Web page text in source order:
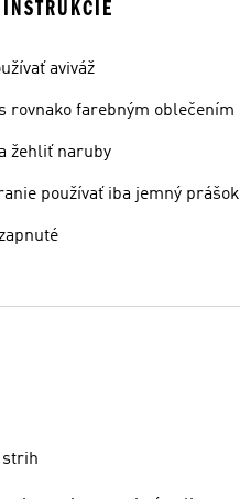
aviváž
rovnako farebným oblečením
žehliť naruby
používať iba jemný prášok
strih